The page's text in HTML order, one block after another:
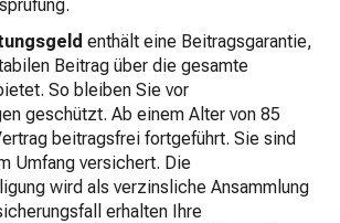
enthält eine Beitragsgarantie,
Beitrag über die gesamte
So bleiben Sie vor
geschützt. Ab einem Alter von 85
beitragsfrei fortgeführt. Sie sind
Umfang versichert. Die
wird als verzinsliche Ansammlung
erhalten Ihre